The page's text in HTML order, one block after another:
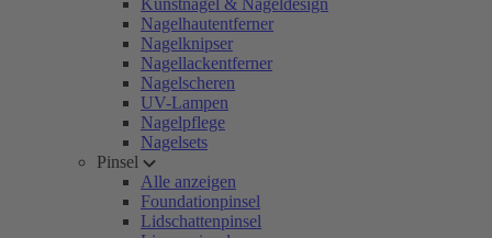
Kunstnägel & Nageldesign
Nagelhautentferner
Nagelknipser
Nagellackentferner
Nagelscheren
UV-Lampen
Nagelpflege
Nagelsets
Pinsel
Alle anzeigen
Foundationpinsel
Lidschattenpinsel